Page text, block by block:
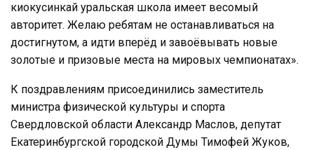
киокусинкай уральская школа имеет весомый
авторитет. Желаю ребятам не останавливаться на
достигнутом, а идти вперёд и завоёвывать новые
золотые и призовые места на мировых чемпионатах».
К поздравлениям присоединились заместитель
министра физической культуры и спорта
Свердловской области Александр Маслов, депутат
Екатеринбургской городской Думы Тимофей Жуков,